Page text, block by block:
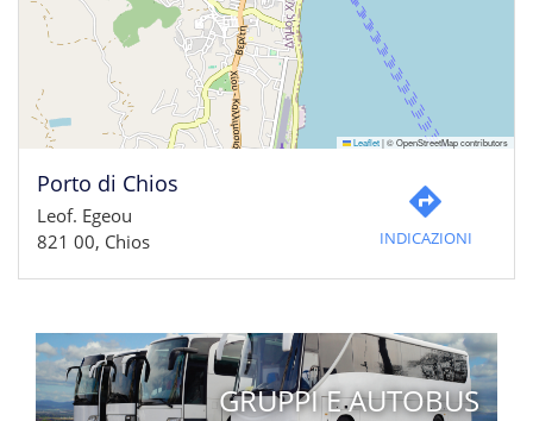
Leaflet|© OpenStreetMap contributors
Porto di Chios
Leof. Egeou
821 00, Chios
INDICAZIONI
GRUPPI E AUTOBUS